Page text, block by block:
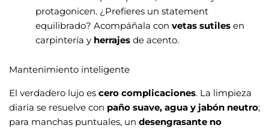
protagonicen. ¿Prefieres un statement
equilibrado? Acompáñala con vetas sutilesen
carpintería y herrajesde acento.
Mantenimiento inteligente
El verdadero lujo es cero complicaciones. La limpieza
diaria se resuelve con paño suave, agua y jabón neutro;
para manchas puntuales, un desengrasante no